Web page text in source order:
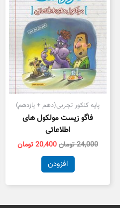
پایه کنکور تجربی(دهم + یازدهم)
فاگو زیست مولکول های
اطلاعاتی
24,000تومان20,400تومان
افزودن